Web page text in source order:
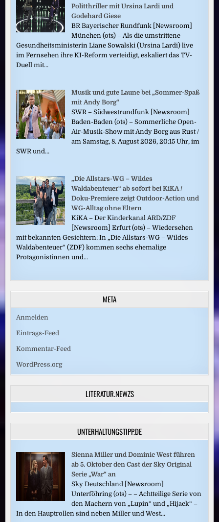
Politthriller mit Ursina Lardi und
Godehard Giese
BR Bayerischer Rundfunk [Newsroom]
München (ots) – Als die umstrittene
Gesundheitsministerin Liane Sowalski (Ursina Lardi) live
im Fernsehen ihre KI-Reform verteidigt, eskaliert das TV-
Duell mit...
Musik und gute Laune bei „Sommer-Spaß
mit Andy Borg“
SWR – Südwestrundfunk [Newsroom]
Baden-Baden (ots) – Sommerliche Open-
Air-Musik-Show mit Andy Borg aus Rust /
am Samstag, 8. August 2026, 20:15 Uhr, im
SWR und...
„Die Allstars-WG – Wildes
Waldabenteuer“ ab sofort bei KiKA /
Doku-Premiere zeigt Outdoor-Action und
WG-Alltag ohne Eltern
KiKA – Der Kinderkanal ARD/ZDF
[Newsroom] Erfurt (ots) – Wiedersehen
mit bekannten Gesichtern: In „Die Allstars-WG – Wildes
Waldabenteuer“ (ZDF) kommen sechs ehemalige
Protagonistinnen und...
META
Anmelden
Eintrags-Feed
Kommentar-Feed
WordPress.org
LITERATUR.NEWZS
UNTERHALTUNGSTIPP.DE
Sienna Miller und Dominic West führen
ab 5. Oktober den Cast der Sky Original
Serie „War“ an
Sky Deutschland [Newsroom]
Unterföhring (ots) – – Achtteilige Serie von
den Machern von „Lupin“ und „Hijack“ –
In den Hauptrollen sind neben Miller und West...